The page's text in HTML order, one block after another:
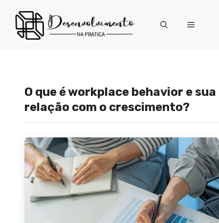
para
conteúdo
Menu
O que é workplace behavior e sua
relação com o crescimento?